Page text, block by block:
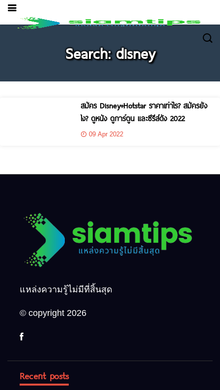
Search: disney
สมัคร Disney+Hotstar ราคาเท่าไร? สมัครยัง
ไง? ดูหนัง ดูการ์ตูน และซีรีส์ดัง 2022
09 Apr 2022
แหล่งความรู้ไม่มีที่สิ้นสุด
© copyright 2026
Recent posts